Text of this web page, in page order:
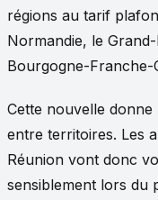
régions au tarif
Normandie, le
Bourgogne-Franche-
Cette nouvelle
entre territoires. Les
Réunion vont donc
sensiblement lors du